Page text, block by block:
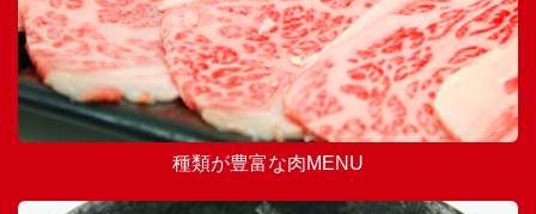
種類が豊富な肉MENU